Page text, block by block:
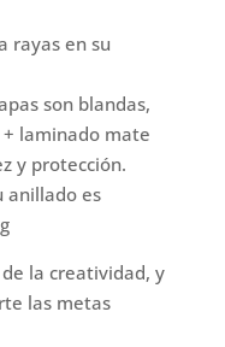
rayas en su
son blandas,
laminado mate
y protección.
anillado es
la creatividad, y
las metas